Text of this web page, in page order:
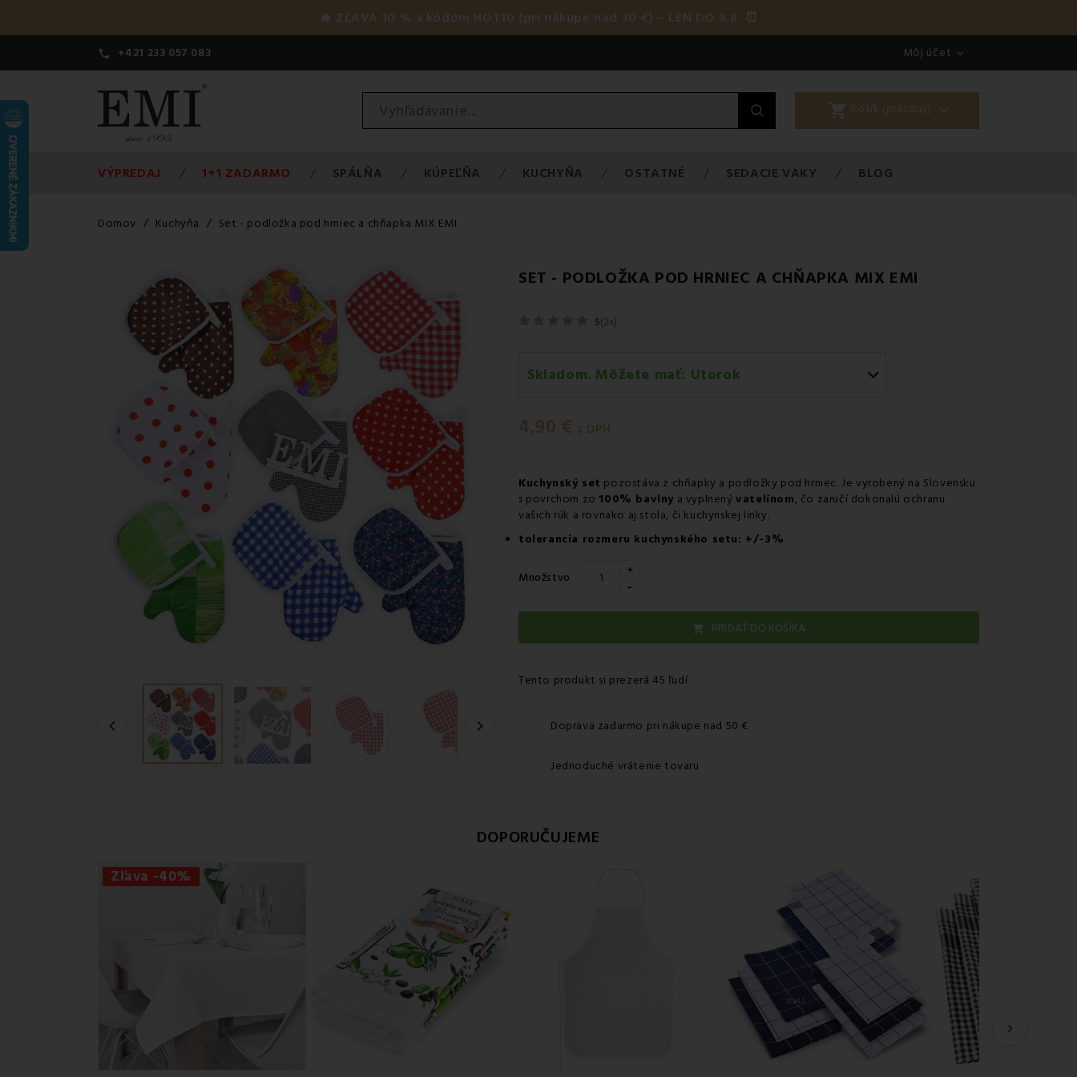
🔥 ZĽAVA 10 % s kódom HOT10 (pri nákupe nad 30 €) – LEN DO 9.8. ⏰
 +421 233 057 083 Môj účet 
shopping_cart Košík (prázdny) 
VÝPREDAJ 1+1 ZADARMO SPÁLŇA KÚPEĽŇA KUCHYŇA OSTATNÉ SEDACIE VAKY BLOG
Domov Kuchyňa Set - podložka pod hrniec a chňapka MIX EMI
 
SET - PODLOŽKA POD HRNIEC A CHŇAPKA MIX EMI
5(2x)
Skladom. Môžete mať: Utorok
Utorok 11.08
Utorok 11.08 -Osobný odber v odbernom mieste GLS
Streda 12.08 - Packeta doručenie kuriérom na adresu
4,90 € s DPH
Kuchynský set pozostáva z chňapky a podložky pod hrniec. Je vyrobený na Slovensku
s povrchom zo100% bavlny a vyplnenývatelínom, čo zaručí dokonalú ochranu
vašich rúk a rovnako aj stola, či kuchynskej linky.
tolerancia rozmeru kuchynského setu: +/-3%
Množstvo +
-
 PRIDAŤ DO KOŠÍKA
Tento produkt si prezerá 45 ľudí
Doprava zadarmo pri nákupe nad 50 €
Jednoduché vrátenie tovaru
DOPORUČUJEME
Zľava -40%
›